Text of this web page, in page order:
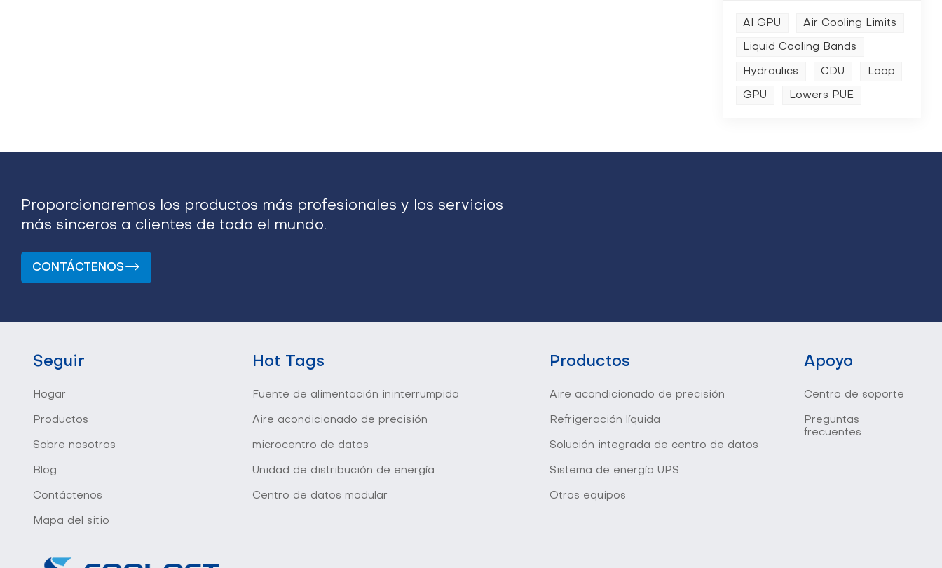
AI GPU Air Cooling Limits
Liquid Cooling Bands
Hydraulics CDU Loop
GPU Lowers PUE
Proporcionaremos los productos más profesionales y los servicios
más sinceros a clientes de todo el mundo.
CONTÁCTENOS
Seguir
Hogar
Productos
Sobre nosotros
Blog
Contáctenos
Mapa del sitio
Hot Tags
Fuente de alimentación ininterrumpida
Aire acondicionado de precisión
microcentro de datos
Unidad de distribución de energía
Centro de datos modular
Productos
Aire acondicionado de precisión
Refrigeración líquida
Solución integrada de centro de datos
Sistema de energía UPS
Otros equipos
Apoyo
Centro de soporte
Preguntas
frecuentes